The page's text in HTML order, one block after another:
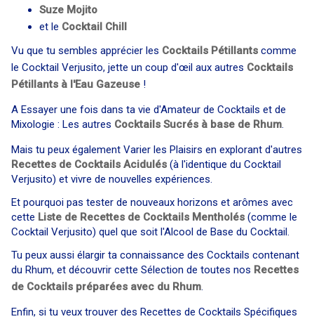
Suze Mojito
et le Cocktail Chill
Vu que tu sembles apprécier les Cocktails Pétillants comme
le Cocktail Verjusito, jette un coup d'œil aux autres Cocktails
Pétillants à l'Eau Gazeuse !
A Essayer une fois dans ta vie d'Amateur de Cocktails et de
Mixologie : Les autres Cocktails Sucrés à base de Rhum.
Mais tu peux également Varier les Plaisirs en explorant d'autres
Recettes de Cocktails Acidulés (à l'identique du Cocktail
Verjusito) et vivre de nouvelles expériences.
Et pourquoi pas tester de nouveaux horizons et arômes avec
cette Liste de Recettes de Cocktails Mentholés (comme le
Cocktail Verjusito) quel que soit l'Alcool de Base du Cocktail.
Tu peux aussi élargir ta connaissance des Cocktails contenant
du Rhum, et découvrir cette Sélection de toutes nos Recettes
de Cocktails préparées avec du Rhum.
Enfin, si tu veux trouver des Recettes de Cocktails Spécifiques